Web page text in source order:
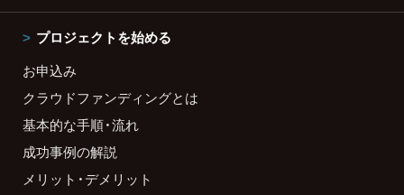
プロジェクトを始める
お申込み
クラウドファンディングとは
基本的な手順・流れ
成功事例の解説
メリット・デメリット